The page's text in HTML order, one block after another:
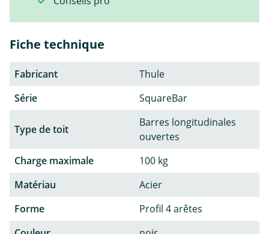
Fiche technique
Fabricant
Thule
Série
SquareBar
Type de toit
Barres longitudinales
ouvertes
Charge maximale
100 kg
Matériau
Acier
Forme
Profil 4 arêtes